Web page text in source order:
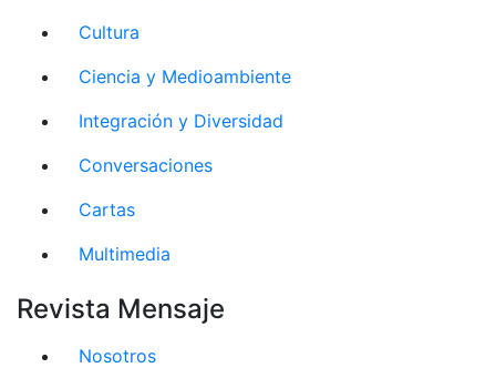
Cultura
Ciencia y Medioambiente
Integración y Diversidad
Conversaciones
Cartas
Multimedia
Revista Mensaje
Nosotros